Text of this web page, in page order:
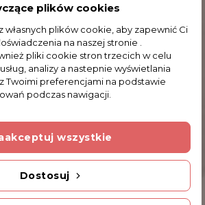
(0)
nie dodano żadnej recenzji.
Informacje
plików cookies
własnych plików cookie, aby zapewnić Ci
na naszej stronie .
pliki cookie stron trzecich w celu
analizy a nastepnie wyświetlania
Twoimi preferencjami na podstawie
podczas nawigacji.
Dostosuj
wszystkie